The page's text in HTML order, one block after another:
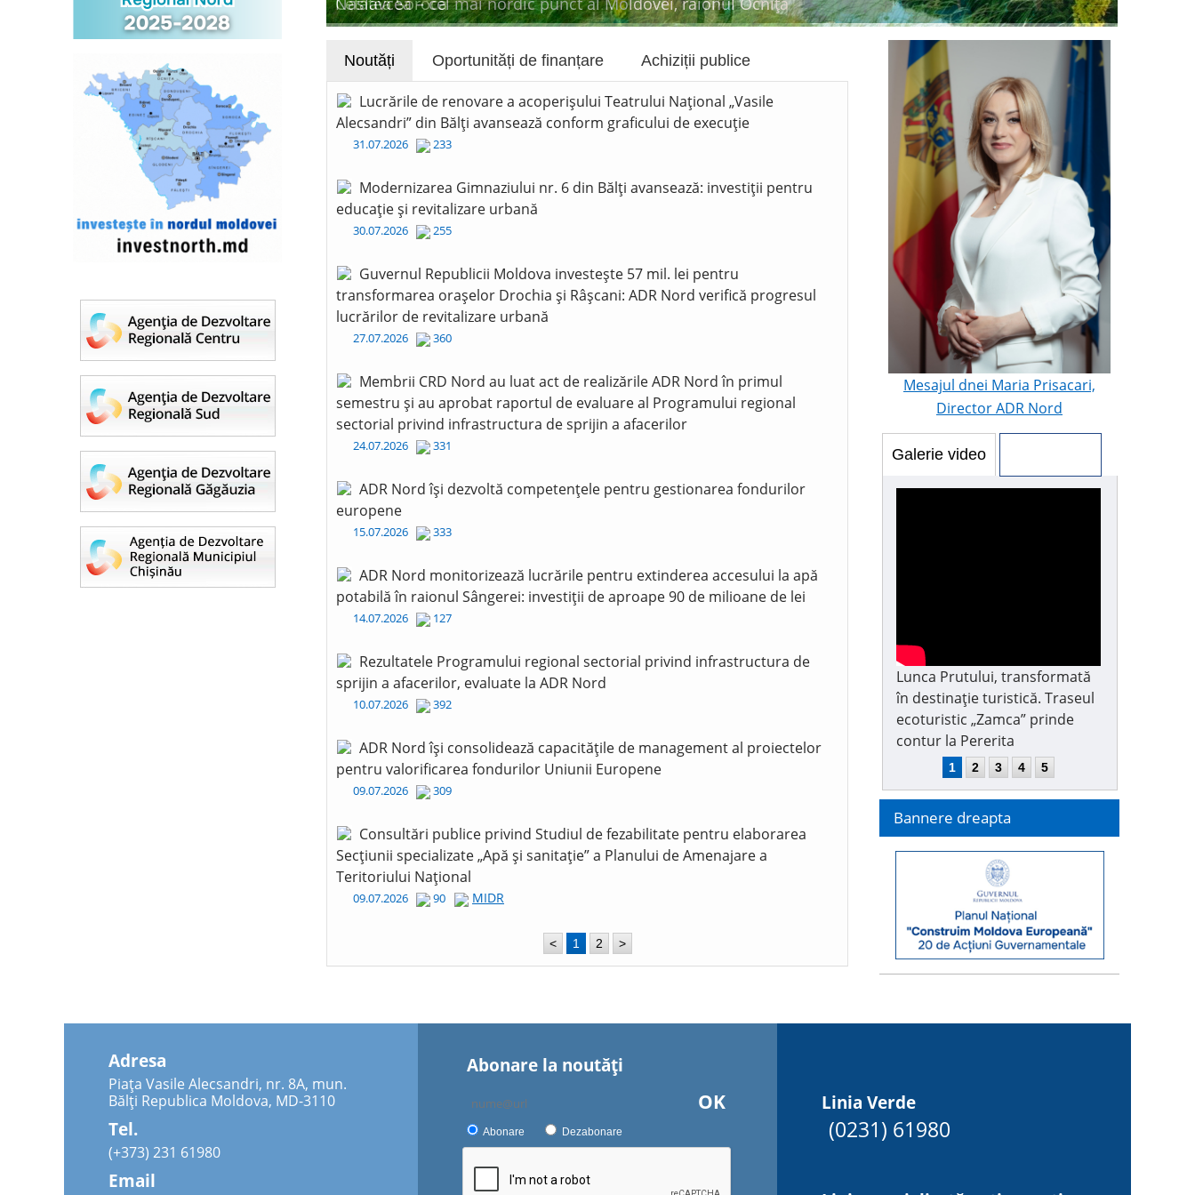
Noutăți Oportunități de finanțare Achiziții publice
Lucrările de renovare a acoperișului Teatrului Național „Vasile
Alecsandri” din Bălți avansează conform graficului de execuție
31.07.2026 233
Modernizarea Gimnaziului nr. 6 din Bălți avansează: investiții pentru
educație și revitalizare urbană
30.07.2026 255
Guvernul Republicii Moldova investește 57 mil. lei pentru
transformarea orașelor Drochia și Râșcani: ADR Nord verifică progresul
lucrărilor de revitalizare urbană
27.07.2026 360
Membrii CRD Nord au luat act de realizările ADR Nord în primul
semestru și au aprobat raportul de evaluare al Programului regional
sectorial privind infrastructura de sprijin a afacerilor
24.07.2026 331
ADR Nord își dezvoltă competențele pentru gestionarea fondurilor
europene
15.07.2026 333
ADR Nord monitorizează lucrările pentru extinderea accesului la apă
potabilă în raionul Sângerei: investiții de aproape 90 de milioane de lei
14.07.2026 127
Rezultatele Programului regional sectorial privind infrastructura de
sprijin a afacerilor, evaluate la ADR Nord
10.07.2026 392
ADR Nord își consolidează capacitățile de management al proiectelor
pentru valorificarea fondurilor Uniunii Europene
09.07.2026 309
Consultări publice privind Studiul de fezabilitate pentru elaborarea
Secțiunii specializate „Apă și sanitație” a Planului de Amenajare a
Teritoriului Național
09.07.2026 90 MIDR
< 1 2 >
Mesajul dnei Maria Prisacari,
Director ADR Nord
Galerie video
Lunca Prutului, transformată
în destinație turistică. Traseul
ecoturistic „Zamca” prinde
contur la Pererita
1 2 3 4 5
Bannere dreapta
Adresa
Piața Vasile Alecsandri, nr. 8A, mun.
Bălți Republica Moldova, MD-3110
Tel.
(+373) 231 61980
Email
Abonare la noutăţi
OK
Abonare Dezabonare
Linia Verde
(0231) 61980